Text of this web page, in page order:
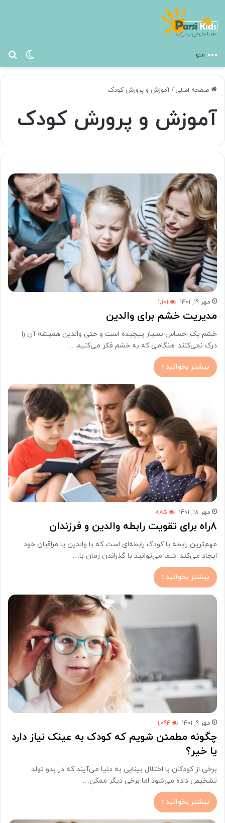
منو
صفحه اصلی /آموزش و پرورش کودک
آموزش و پرورش کودک
مهر 19, 1401 1,101
مدیریت خشم برای والدین
خشم یک احساس بسیار پیچیده است و حتی والدین همیشه آن را
درک نمی‌کنند. هنگامی که به خشم فکر می‌کنیم…
بیشتر بخوانید »
مهر 18, 1401 885
8راه برای تقویت رابطه والدین و فرزندان
مهم‌ترین رابطه با کودک رابطه‌ای است که با والدین یا مراقبان خود
ایجاد می‌کند. شما می‌توانید با گذراندن زمان با…
بیشتر بخوانید »
مهر 9, 1401 1,094
چگونه مطمئن شویم که کودک به عینک نیاز دارد
یا خیر؟
برخی از کودکان با اختلال بینایی به دنیا می‌آیند که در بدو تولد
تشخیص داده می‌شود اما برخی دیگر ممکن…
بیشتر بخوانید »